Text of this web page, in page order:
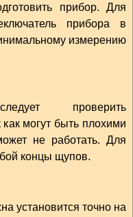
прибор. Для
прибора в
измерению
проверить
могут быть плохими
не работать. Для
концы щупов.
установится точно на